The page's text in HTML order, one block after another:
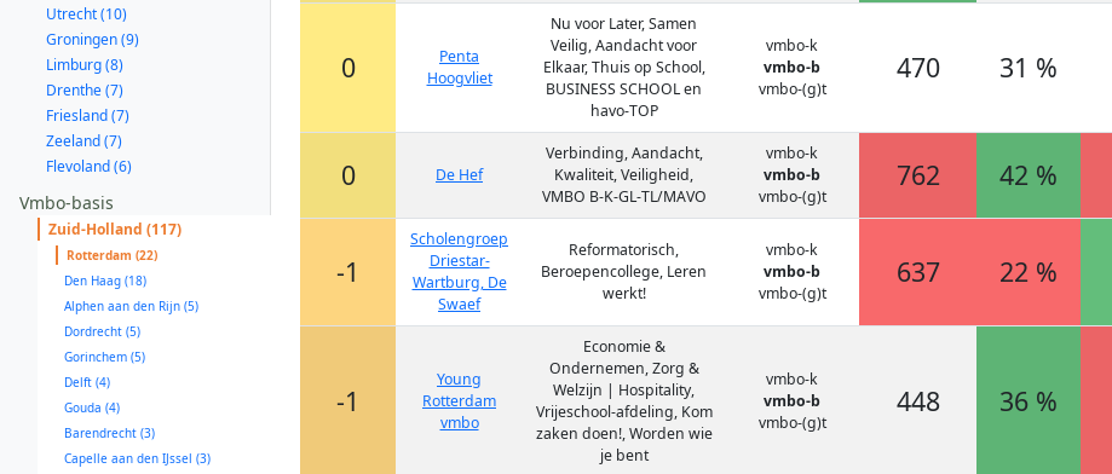
Utrecht (10)
Groningen (9)
Limburg (8)
Drenthe (7)
Friesland (7)
Zeeland (7)
Flevoland (6)
Vmbo-basis
Zuid-Holland (117)
Rotterdam (22)
Den Haag (18)
Alphen aan den Rijn (5)
Dordrecht (5)
Gorinchem (5)
Delft (4)
Gouda (4)
Barendrecht (3)
Capelle aan den IJssel (3)
0
Penta
Hoogvliet
Nu voor Later, Samen
Veilig, Aandacht voor
Elkaar, Thuis op School,
BUSINESS SCHOOL en
havo-TOP
vmbo-k
vmbo-b
vmbo-(g)t
470 31 %
0 De Hef
Verbinding, Aandacht,
Kwaliteit, Veiligheid,
VMBO B-K-GL-TL/MAVO
vmbo-k
vmbo-b
vmbo-(g)t
762 42 %
-1
Scholengroep
Driestar-
Wartburg, De
Swaef
Reformatorisch,
Beroepencollege, Leren
werkt!
vmbo-k
vmbo-b
vmbo-(g)t
637 22 %
-1
Young
Rotterdam
vmbo
Economie &
Ondernemen, Zorg &
Welzijn | Hospitality,
Vrijeschool-afdeling, Kom
zaken doen!, Worden wie
je bent
vmbo-k
vmbo-b
vmbo-(g)t
448 36 %